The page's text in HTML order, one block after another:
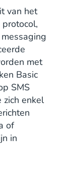
van het
protocol,
met
Basic
SMS
zich enkel
of
in